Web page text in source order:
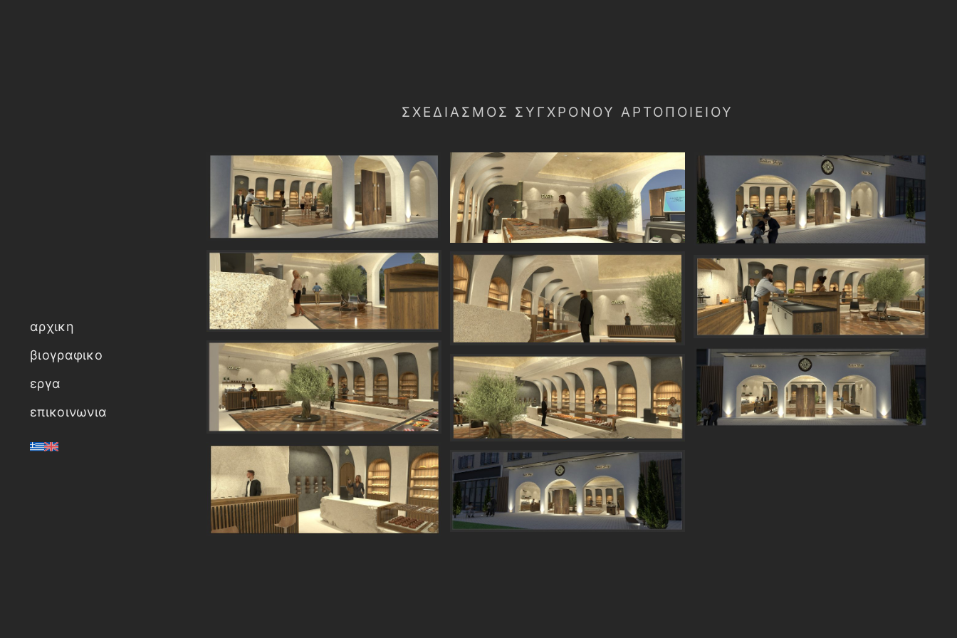
αρχικη
βιογραφικο
εργα
επικοινωνια
ΣΧΕΔΙΑΣΜΌΣ ΣΎΓΧΡΟΝΟΥ ΑΡΤΟΠΟΙΕΊΟΥ